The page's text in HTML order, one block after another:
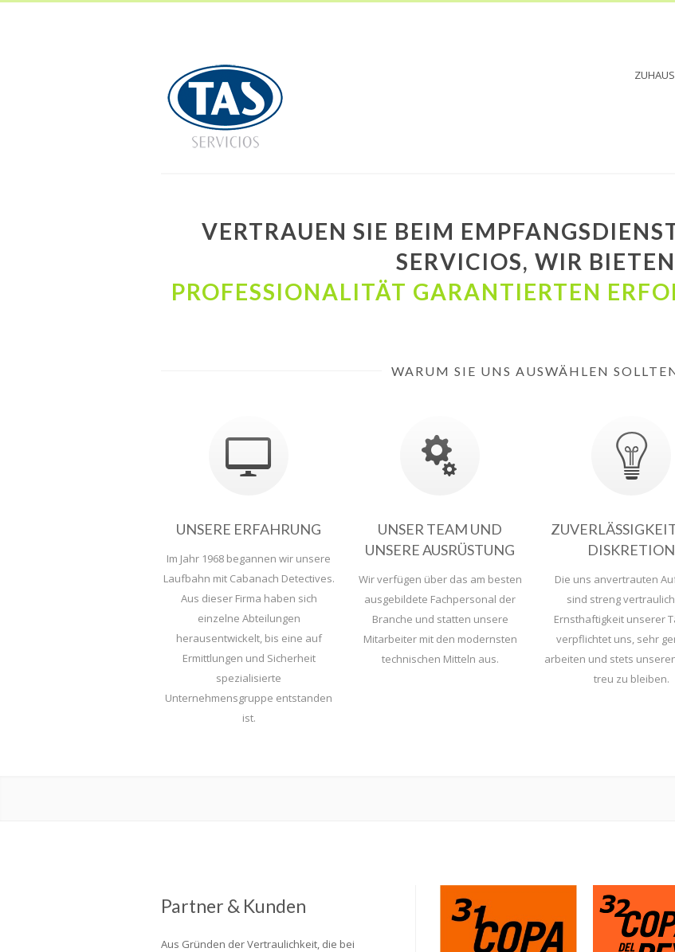
VERTRAUEN SIE BEIM
SERVICIOS, WIR BIETEN
PROFESSIONALITÄT GARANTIERTEN
WARUM SIE UNS AUSWÄHLEN
UNSERE ERFAHRUNG
Im Jahr 1968 begannen wir unsere
Laufbahn mit Cabanach Detectives.
Aus dieser Firma haben sich
einzelne Abteilungen
herausentwickelt, bis eine auf
Ermittlungen und Sicherheit
spezialisierte
Unternehmensgruppe entstanden
ist.
UNSER TEAM UND
UNSERE AUSRÜSTUNG
Wir verfügen über das am besten
ausgebildete Fachpersonal der
Branche und statten unsere
Mitarbeiter mit den modernsten
technischen Mitteln aus.
DISKRETION
Die uns anvertrauten
sind streng
Ernsthaftigkeit unserer
verpflichtet uns, sehr
arbeiten und stets
treu zu bleiben.
Partner & Kunden
Aus Gründen der Vertraulichkeit, die bei